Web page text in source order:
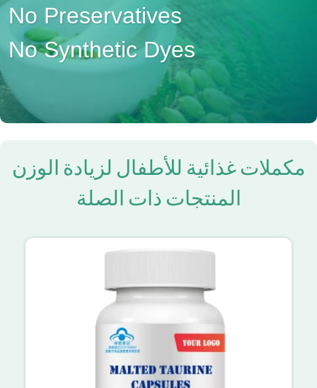
No Preservatives
No Synthetic Dyes
مكملات غذائية للأطفال لزيادة الوزن
المنتجات ذات الصلة